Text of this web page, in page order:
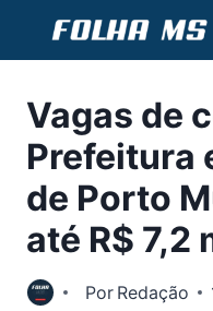
Conteúdo
Vagas de
Prefeitura
de Porto
até R$ 7,2
Por Redação